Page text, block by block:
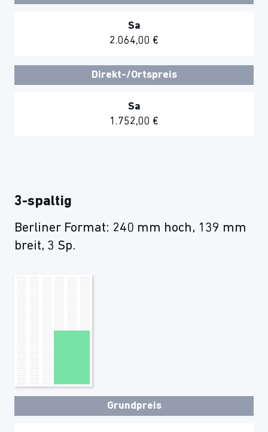
Sa
2.064,00 €
Direkt-/Ortspreis
Sa
1.752,00 €
3-spaltig
Berliner Format: 240 mm hoch, 139 mm
breit, 3 Sp.
Grundpreis